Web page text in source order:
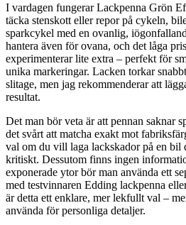
I vardagen fungerar Lackpenna Grön
täcka stenskott eller repor på cykeln,
sparkcykel med en ovanlig,
hantera även för ovana, och det låga
experimenterar lite extra – perfekt för
unika markeringar. Lacken torkar
slitage, men jag rekommenderar att
resultat.
Det man bör veta är att pennan saknar
det svårt att matcha exakt mot
val om du vill laga lackskador på en bil
kritiskt. Dessutom finns ingen
exponerade ytor bör man använda ett
med testvinnaren Edding lackpenna
är detta ett enklare, mer lekfullt val –
använda för personliga detaljer.